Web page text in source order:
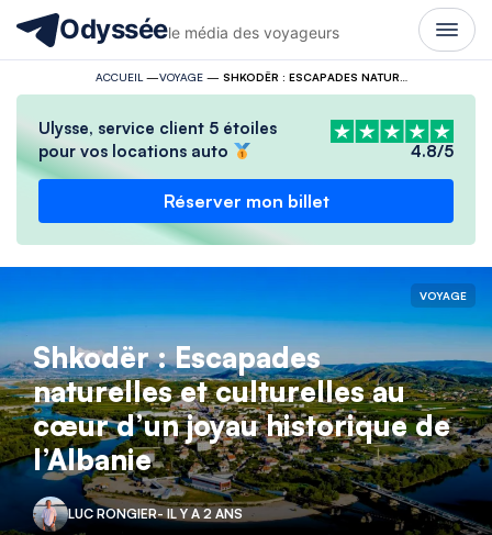
Odysséele média des voyageurs
ACCUEIL —VOYAGE—
Ulysse, service client 5 étoiles
pour vos locations auto
4.8/5
Réserver mon billet
VOYAGE
Shkodër : Escapades
naturelles et culturelles au
cœur d’un joyau historique de
l’Albanie
LUC RONGIER- IL Y A 2 ANS